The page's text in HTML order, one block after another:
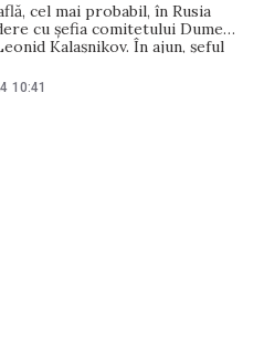
cel mai probabil, în Rusia
cu șefia comitetului Dumei
Kalașnikov. În ajun, șeful
Șor a părăsit din nou Israelul.
al Partidului de
10:41